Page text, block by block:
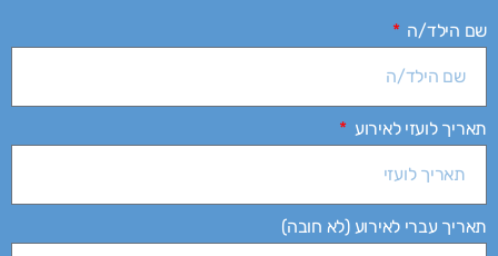
שם הילד/ה
תאריך לועזי לאירוע
תאריך עברי לאירוע (לא חובה)